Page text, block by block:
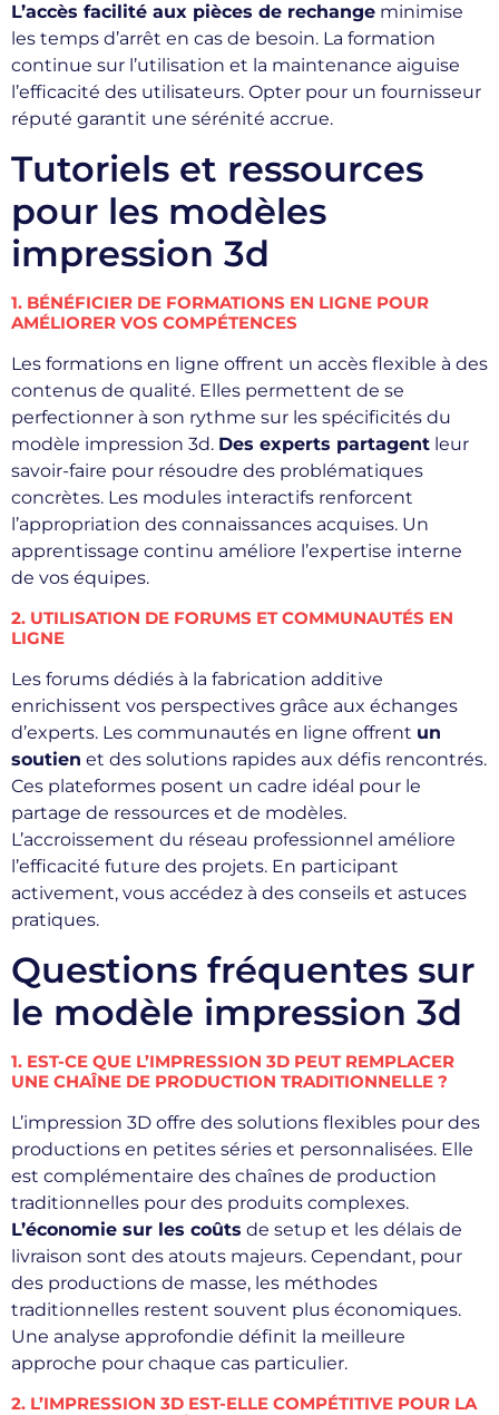
L’accès facilité aux pièces de rechange minimise
les temps d’arrêt en cas de besoin. La formation
continue sur l’utilisation et la maintenance aiguise
l’efficacité des utilisateurs. Opter pour un fournisseur
réputé garantit une sérénité accrue.
Tutoriels et ressources
pour les modèles
impression 3d
1. BÉNÉFICIER DE FORMATIONS EN LIGNE POUR
AMÉLIORER VOS COMPÉTENCES
Les formations en ligne offrent un accès flexible à des
contenus de qualité. Elles permettent de se
perfectionner à son rythme sur les spécificités du
modèle impression 3d. Des experts partagent leur
savoir-faire pour résoudre des problématiques
concrètes. Les modules interactifs renforcent
l’appropriation des connaissances acquises. Un
apprentissage continu améliore l’expertise interne
de vos équipes.
2. UTILISATION DE FORUMS ET COMMUNAUTÉS EN
LIGNE
Les forums dédiés à la fabrication additive
enrichissent vos perspectives grâce aux échanges
d’experts. Les communautés en ligne offrent un
soutien et des solutions rapides aux défis rencontrés.
Ces plateformes posent un cadre idéal pour le
partage de ressources et de modèles.
L’accroissement du réseau professionnel améliore
l’efficacité future des projets. En participant
activement, vous accédez à des conseils et astuces
pratiques.
Questions fréquentes sur
le modèle impression 3d
1. EST-CE QUE L’IMPRESSION 3D PEUT REMPLACER
UNE CHAÎNE DE PRODUCTION TRADITIONNELLE ?
L’impression 3D offre des solutions flexibles pour des
productions en petites séries et personnalisées. Elle
est complémentaire des chaînes de production
traditionnelles pour des produits complexes.
L’économie sur les coûts de setup et les délais de
livraison sont des atouts majeurs. Cependant, pour
des productions de masse, les méthodes
traditionnelles restent souvent plus économiques.
Une analyse approfondie définit la meilleure
approche pour chaque cas particulier.
2. L’IMPRESSION 3D EST-ELLE COMPÉTITIVE POUR LA